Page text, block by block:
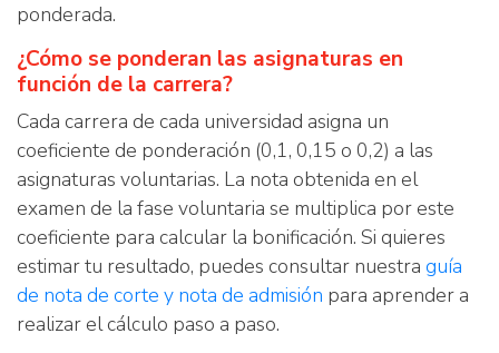
ponderada.
¿Cómo se ponderan las asignaturas en
función de la carrera?
Cada carrera de cada universidad asigna un
coeficiente de ponderación (0,1, 0,15 o 0,2) a las
asignaturas voluntarias. La nota obtenida en el
examen de la fase voluntaria se multiplica por este
coeficiente para calcular la bonificación. Si quieres
estimar tu resultado, puedes consultar nuestra guía
de nota de corte y nota de admisión para aprender a
realizar el cálculo paso a paso.